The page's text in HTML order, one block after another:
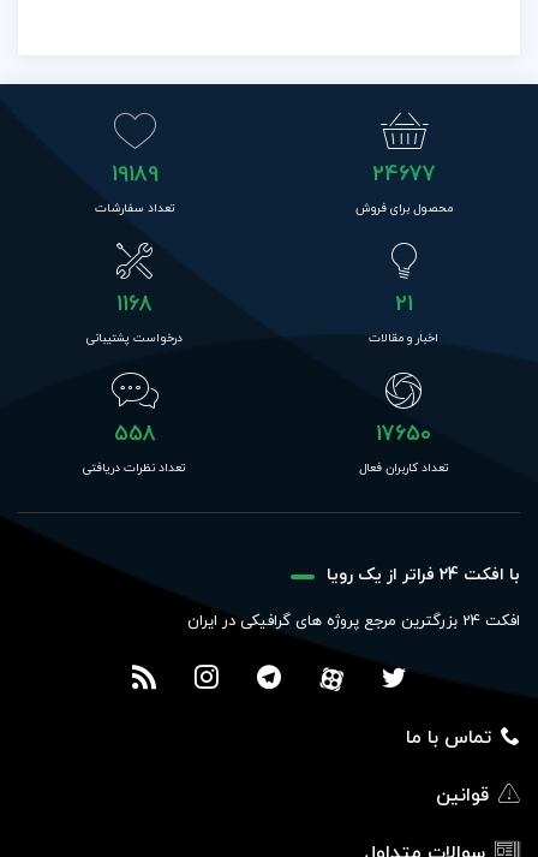
24677
محصول برای فروش
19189
تعداد سفارشات
21
اخبار و مقالات
1168
درخواست پشتیبانی
17650
تعداد کاربران فعال
558
تعداد نظرات دریافتی
با افکت 24 فراتر از یک رویا
افکت 24 بزرگترین مرجع پروژه های گرافیکی در ایران
تماس با ما
قوانین